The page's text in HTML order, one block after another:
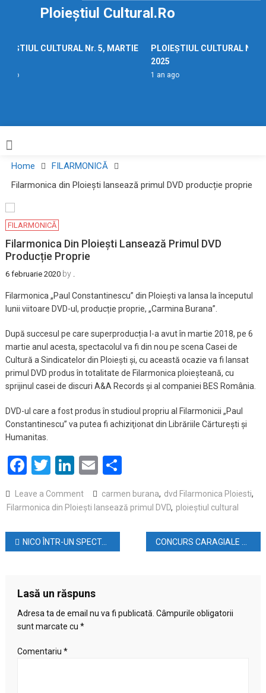
Ploieștiul Cultural.ro
CULTURAL Nr. 5, MARTIE
PLOIEȘTIUL CULTURAL Nr. 5,
2025
1 an ago
Home
FILARMONICĂ
Filarmonica din Ploiești lansează primul DVD producție proprie
FILARMONICĂ
Filarmonica Din Ploiești Lansează Primul DVD
Producție Proprie
6 februarie 2020by .
Filarmonica „Paul Constantinescu” din Ploiești va lansa la începutul
lunii viitoare DVD-ul, producție proprie, „Carmina Burana”.
După succesul pe care superproducția l-a avut în martie 2018, pe 6
martie anul acesta, spectacolul va fi din nou pe scena Casei de
Cultură a Sindicatelor din Ploiești și, cu această ocazie va fi lansat
primul DVD produs în totalitate de Filarmonica ploieșteană, cu
sprijinul casei de discuri A&A Records și al companiei BES România.
DVD-ul care a fost produs în studioul propriu al Filarmonicii „Paul
Constantinescu” va putea fi achiziţionat din Librăriile Cărturești și
Humanitas.
Facebook
Twitter
LinkedIn
EmailPartajează
Leave a Commenton
Filarmonica
Ploiești
lansează
proprie
carmen burana, dvd Filarmonica Ploiesti,
Filarmonica din Ploiești lansează primul DVD, ploieștiul cultural
Navigare
articole
NICO ÎNTR-UN SPECTACOL EXTRAORDINAR!
Lasă un răspuns
Adresa ta de email nu va fi publicată. Câmpurile obligatorii
sunt marcate cu *
Comentariu *